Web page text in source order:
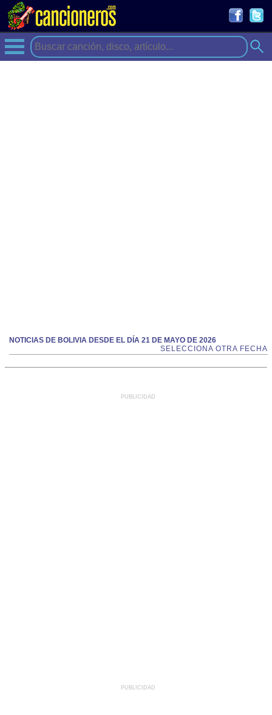
NOTICIAS DE BOLIVIA DESDE EL DÍA 21 DE MAYO DE 2026
SELECCIONA OTRA FECHA
PUBLICIDAD
PUBLICIDAD